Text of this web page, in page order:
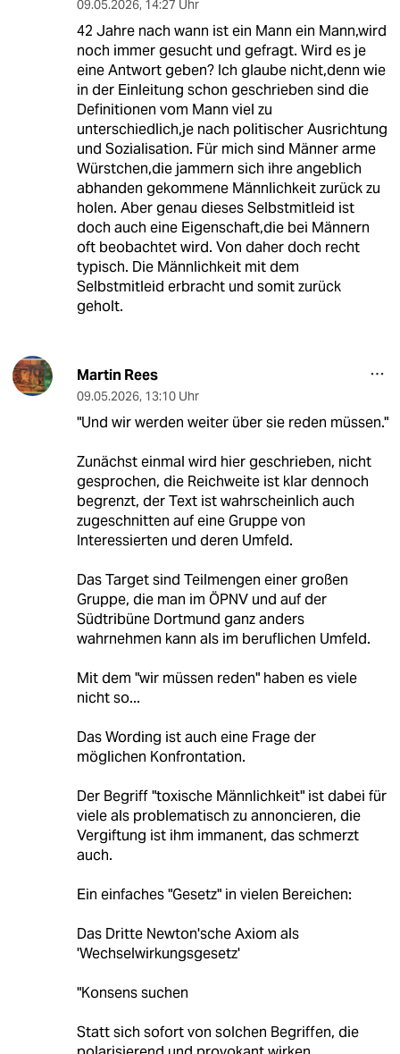
09.05.2026, 14:27 Uhr
42 Jahre nach wann ist ein Mann ein Mann,wird
noch immer gesucht und gefragt. Wird es je
eine Antwort geben? Ich glaube nicht,denn wie
in der Einleitung schon geschrieben sind die
Definitionen vom Mann viel zu
unterschiedlich,je nach politischer Ausrichtung
und Sozialisation. Für mich sind Männer arme
Würstchen,die jammern sich ihre angeblich
abhanden gekommene Männlichkeit zurück zu
holen. Aber genau dieses Selbstmitleid ist
doch auch eine Eigenschaft,die bei Männern
oft beobachtet wird. Von daher doch recht
typisch. Die Männlichkeit mit dem
Selbstmitleid erbracht und somit zurück
geholt.
Martin Rees
09.05.2026, 13:10 Uhr
"Und wir werden weiter über sie reden müssen."
Zunächst einmal wird hier geschrieben, nicht
gesprochen, die Reichweite ist klar dennoch
begrenzt, der Text ist wahrscheinlich auch
zugeschnitten auf eine Gruppe von
Interessierten und deren Umfeld.
Das Target sind Teilmengen einer großen
Gruppe, die man im ÖPNV und auf der
Südtribüne Dortmund ganz anders
wahrnehmen kann als im beruflichen Umfeld.
Mit dem "wir müssen reden" haben es viele
nicht so...
Das Wording ist auch eine Frage der
möglichen Konfrontation.
Der Begriff "toxische Männlichkeit" ist dabei für
viele als problematisch zu annoncieren, die
Vergiftung ist ihm immanent, das schmerzt
auch.
Ein einfaches "Gesetz" in vielen Bereichen:
Das Dritte Newton'sche Axiom als
'Wechselwirkungsgesetz'
"Konsens suchen
Statt sich sofort von solchen Begriffen, die